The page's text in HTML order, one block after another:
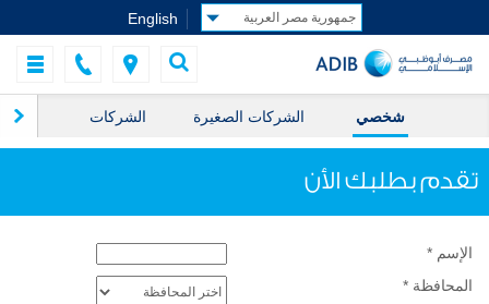
English
الشركات الشركات الصغيرة شخصي
تقدم بطلبك الأن
الإسم *
المحافظة *